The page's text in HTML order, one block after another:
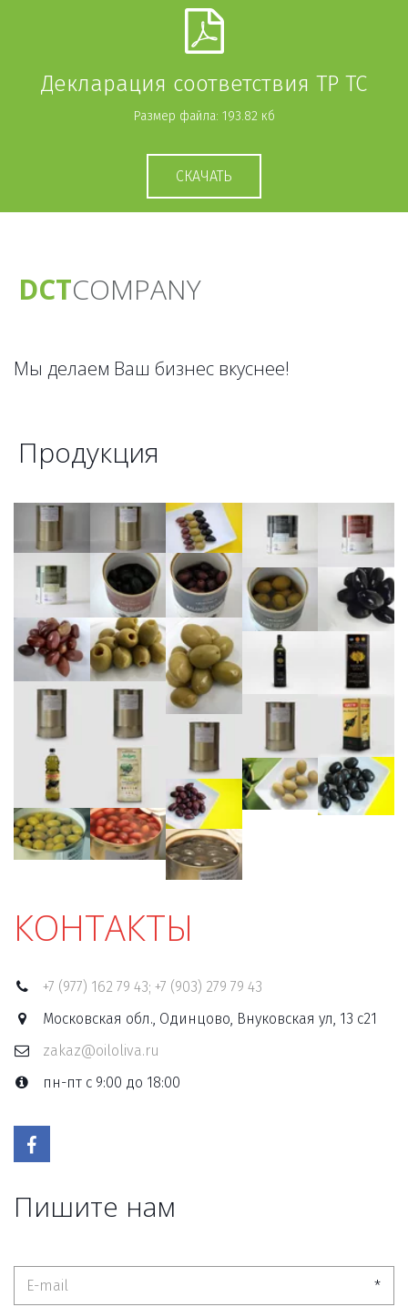
Декларация соответствия ТР ТС
Размер файла: 193.82 кб
СКАЧАТЬ
DCTCO­­­­MPANY
Мы делаем Ваш бизнес вкуснее!
Продукция
КОНТАКТЫ
+7 (977) 162 79 43; +7 (903) 279 79 43
Московская обл., Одинцово, Внуковская ул, 13 с21
zakaz@oiloliva.ru
пн-пт с 9:00 до 18:00
Пишите нам
*